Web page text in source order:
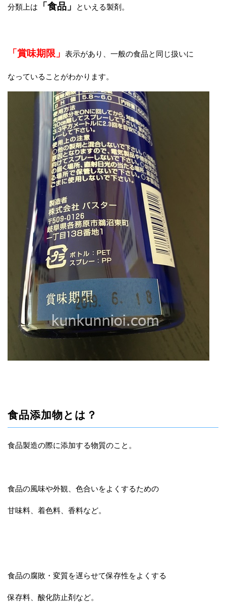
分類上は 「食品」 といえる製剤。
「賞味期限」 表示があり、一般の食品と同じ扱いに
なっていることがわかります。
食品添加物とは？
食品製造の際に添加する物質のこと。
食品の風味や外観、色合いをよくするための
甘味料、着色料、香料など。
食品の腐敗・変質を遅らせて保存性をよくする
保存料、酸化防止剤など。